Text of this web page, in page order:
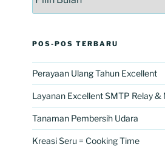
POS-POS TERBARU
Perayaan Ulang Tahun Excellent
Layanan Excellent SMTP Relay &
Tanaman Pembersih Udara
Kreasi Seru = Cooking Time